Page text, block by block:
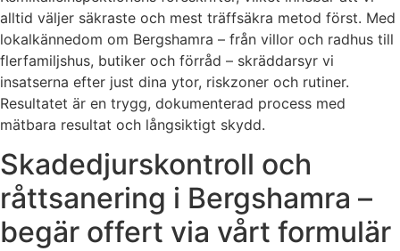
alltid väljer säkraste och mest träffsäkra metod först. Med
lokalkännedom om Bergshamra – från villor och radhus till
flerfamiljshus, butiker och förråd – skräddarsyr vi
insatserna efter just dina ytor, riskzoner och rutiner.
Resultatet är en trygg, dokumenterad process med
mätbara resultat och långsiktigt skydd.
Skadedjurskontroll och
råttsanering i Bergshamra –
begär offert via vårt formulär